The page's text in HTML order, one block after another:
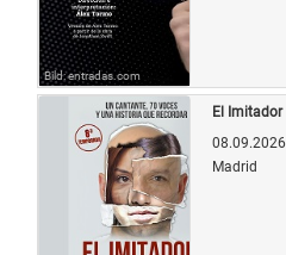
Bild: entradas.com
El Imitador
08.09.2026
Madrid